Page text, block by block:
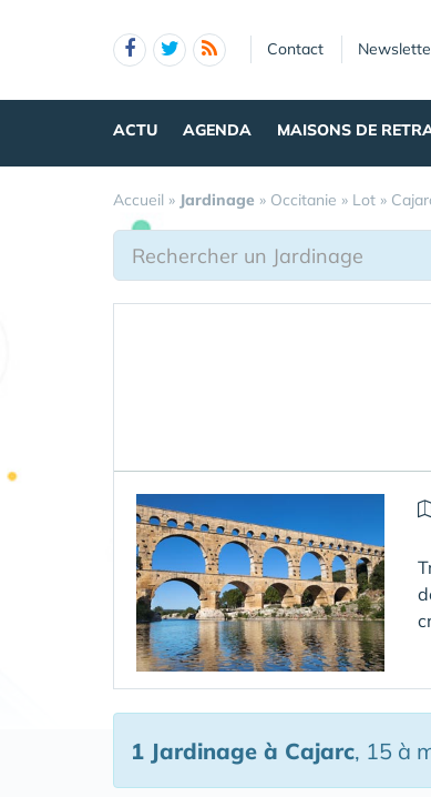
Contact
ACTU AGENDA MAISONS DE
Accueil » Jardinage » Occitanie » Lot »
1 Jardinage à Cajarc, 15 à